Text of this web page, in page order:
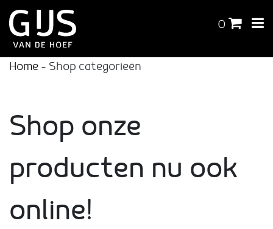
0
Home - Shop categorieën
Shop onze
producten nu ook
online!